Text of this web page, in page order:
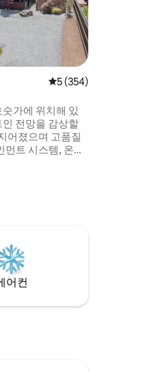
평점 5점(5점 만점),
5 (354)
가에 위치해 있
전망을 감상할
트 시스템, 온수
도보로 15분 거
어컨